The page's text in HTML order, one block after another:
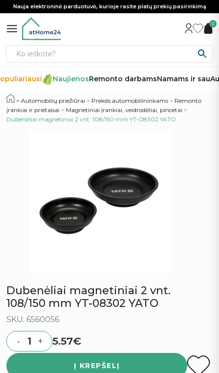
Nauja elektroninė parduotuvė, kurioje rasite platų prekių pasirinkimą
0
NaujienosRemonto darbamsNamams ir sau
Automobilių priežiūrai > Prekės automobilininkams > Remonto
įrankiai ir prietaisai > Magnetiniai įrankiai, veidrodėliai, pincetai >
Dubenėliai magnetiniai 2 vnt. 108/150 mm YT-08302 YATO
Dubenėliai magnetiniai 2 vnt.
108/150 mm YT-08302 YATO
SKU: 6560056
Quantity
- + 5.57€
Į KREPŠELĮ